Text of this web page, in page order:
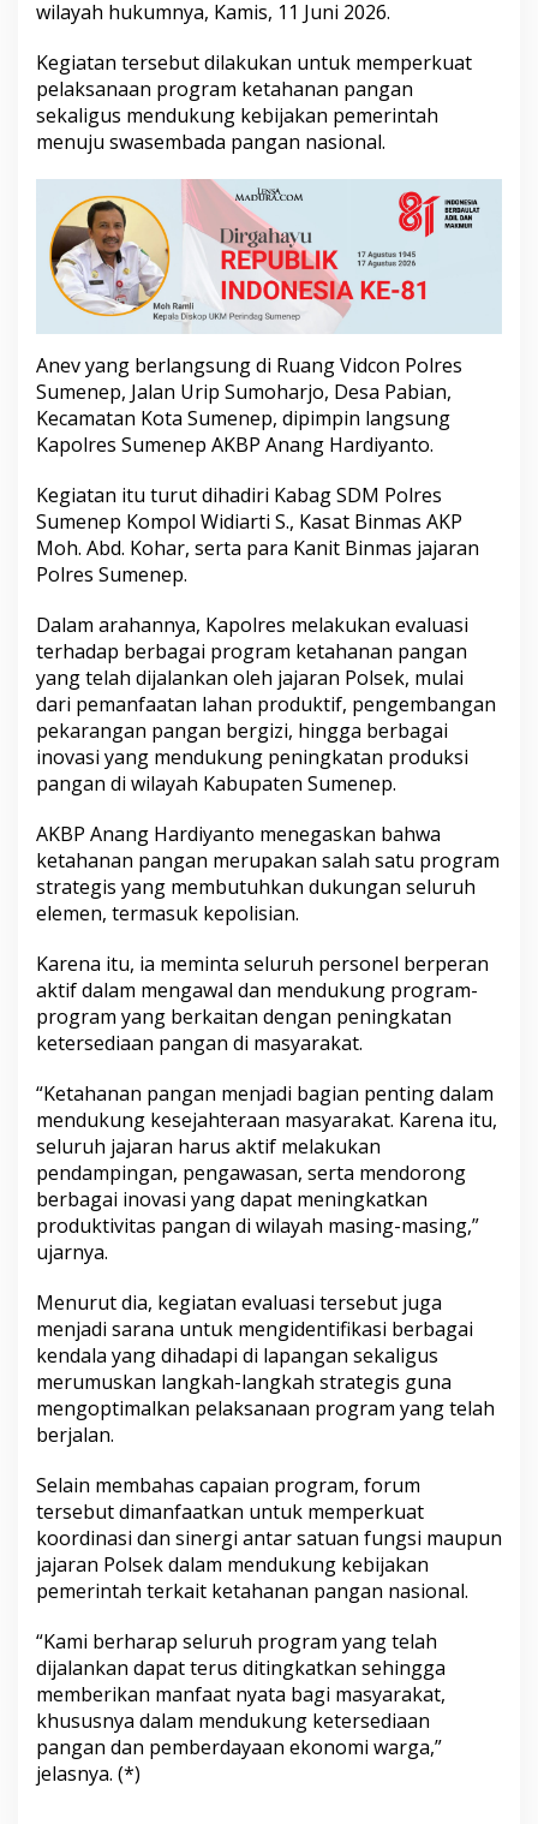
p
o
r
e
s
S
u
m
e
n
e
k
n
k
a
n
P
r
a
n
A
k
i
f
P
e
r
s
o
n
l
wilayah hukumnya, Kamis, 11 Juni 2026.
Kegiatan tersebut dilakukan untuk memperkuat
pelaksanaan program ketahanan pangan
sekaligus mendukung kebijakan pemerintah
menuju swasembada pangan nasional.
Anev yang berlangsung di Ruang Vidcon Polres
Sumenep, Jalan Urip Sumoharjo, Desa Pabian,
Kecamatan Kota Sumenep, dipimpin langsung
Kapolres Sumenep AKBP Anang Hardiyanto.
Kegiatan itu turut dihadiri Kabag SDM Polres
Sumenep Kompol Widiarti S., Kasat Binmas AKP
Moh. Abd. Kohar, serta para Kanit Binmas jajaran
Polres Sumenep.
Dalam arahannya, Kapolres melakukan evaluasi
terhadap berbagai program ketahanan pangan
yang telah dijalankan oleh jajaran Polsek, mulai
dari pemanfaatan lahan produktif, pengembangan
pekarangan pangan bergizi, hingga berbagai
inovasi yang mendukung peningkatan produksi
pangan di wilayah Kabupaten Sumenep.
AKBP Anang Hardiyanto menegaskan bahwa
ketahanan pangan merupakan salah satu program
strategis yang membutuhkan dukungan seluruh
elemen, termasuk kepolisian.
Karena itu, ia meminta seluruh personel berperan
aktif dalam mengawal dan mendukung program-
program yang berkaitan dengan peningkatan
ketersediaan pangan di masyarakat.
“Ketahanan pangan menjadi bagian penting dalam
mendukung kesejahteraan masyarakat. Karena itu,
seluruh jajaran harus aktif melakukan
pendampingan, pengawasan, serta mendorong
berbagai inovasi yang dapat meningkatkan
produktivitas pangan di wilayah masing-masing,”
ujarnya.
Menurut dia, kegiatan evaluasi tersebut juga
menjadi sarana untuk mengidentifikasi berbagai
kendala yang dihadapi di lapangan sekaligus
merumuskan langkah-langkah strategis guna
mengoptimalkan pelaksanaan program yang telah
berjalan.
Selain membahas capaian program, forum
tersebut dimanfaatkan untuk memperkuat
koordinasi dan sinergi antar satuan fungsi maupun
jajaran Polsek dalam mendukung kebijakan
pemerintah terkait ketahanan pangan nasional.
“Kami berharap seluruh program yang telah
dijalankan dapat terus ditingkatkan sehingga
memberikan manfaat nyata bagi masyarakat,
khususnya dalam mendukung ketersediaan
pangan dan pemberdayaan ekonomi warga,”
jelasnya. (*)